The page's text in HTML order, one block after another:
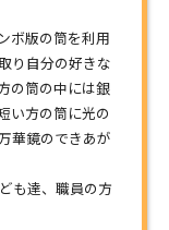
ボ版の筒を利用
り自分の好きな
の筒の中には銀
い方の筒に光の
華鏡のできあが
も達、職員の方